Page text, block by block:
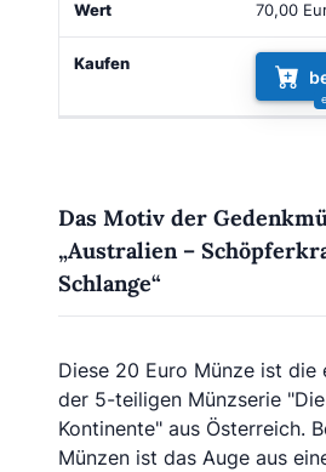
70,00
Das Motiv der
„Australien –
Schlange“
Diese 20 Euro Münze ist die
der 5-teiligen Münzserie
Kontinente" aus Österreich.
Münzen ist das Auge aus